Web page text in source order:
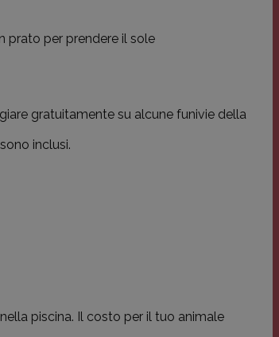
prato per prendere il sole
gratuitamente su alcune funivie della
inclusi.
piscina. Il costo per il tuo animale